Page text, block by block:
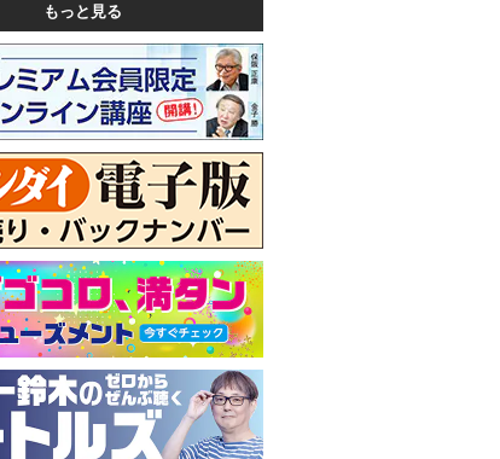
もっと見る